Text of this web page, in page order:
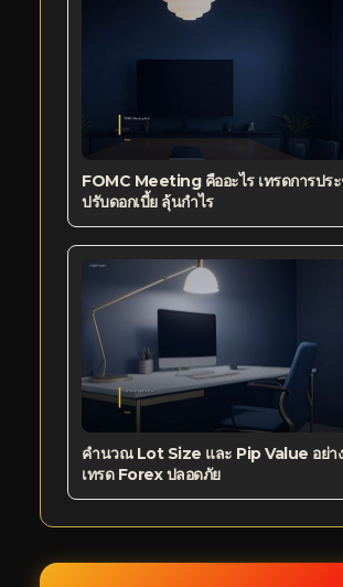
FOMC Meeting คืออะไร เทรดการปร
ปรับดอกเบี้ย ลุ้นกำไร
คำนวณ Lot Size และ Pip Value อย่า
เทรด Forex ปลอดภัย